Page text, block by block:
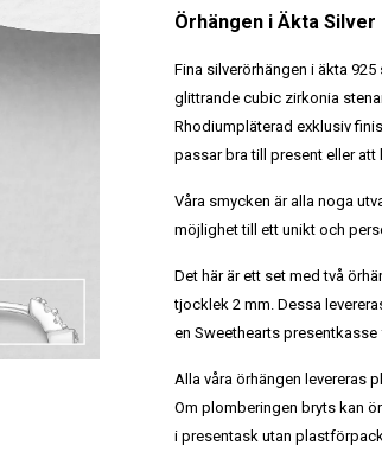
Örhängen i Äkta
Fina silverörhängen i äkta
glittrande cubic zirkonia
Rhodiumpläterad exklusiv
passar bra till present eller att
Våra smycken är alla noga
möjlighet till ett unikt och
Det här är ett set med två
tjocklek 2 mm. Dessa
en Sweethearts
Alla våra örhängen levereras
Om plomberingen bryts kan
i presentask utan